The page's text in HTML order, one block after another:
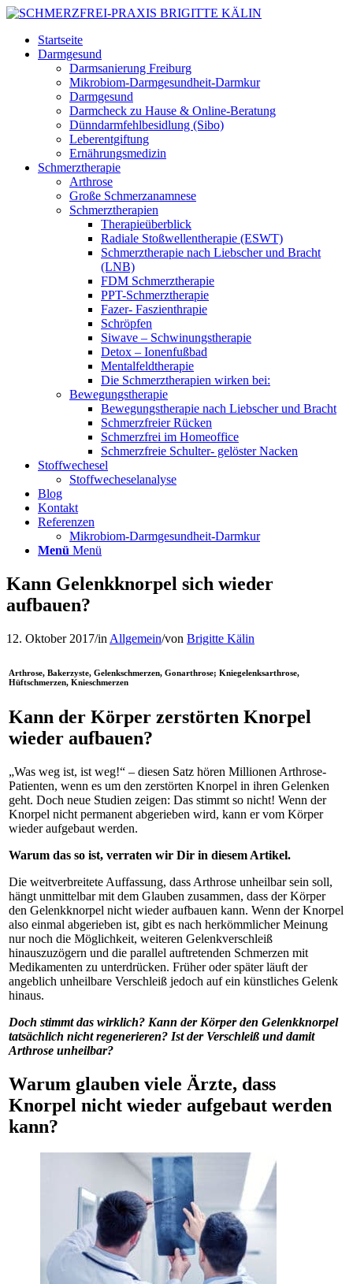
Startseite
Darmgesund
Darmsanierung Freiburg
Mikrobiom-Darmgesundheit-Darmkur
Darmgesund
Darmcheck zu Hause & Online-Beratung
Dünndarmfehlbesidlung (Sibo)
Leberentgiftung
Ernährungsmedizin
Schmerztherapie
Arthrose
Große Schmerzanamnese
Schmerztherapien
Therapieüberblick
Radiale Stoßwellentherapie (ESWT)
Schmerztherapie nach Liebscher und Bracht
(LNB)
FDM Schmerztherapie
PPT-Schmerztherapie
Fazer- Faszienthrapie
Schröpfen
Siwave – Schwinungstherapie
Detox – Ionenfußbad
Mentalfeldtherapie
Die Schmerztherapien wirken bei:
Bewegungstherapie
Bewegungstherapie nach Liebscher und Bracht
Schmerzfreier Rücken
Schmerzfrei im Homeoffice
Schmerzfreie Schulter- gelöster Nacken
Stoffwechesel
Stoffwecheselanalyse
Blog
Kontakt
Referenzen
Mikrobiom-Darmgesundheit-Darmkur
Menü Menü
Kann Gelenkknorpel sich wieder
aufbauen?
12. Oktober 2017/in Allgemein/von Brigitte Kälin
Arthrose, Bakerzyste, Gelenkschmerzen, Gonarthrose; Kniegelenksarthrose,
Hüftschmerzen, Knieschmerzen
Kann der Körper zerstörten Knorpel
wieder aufbauen?
„Was weg ist, ist weg!“ – diesen Satz hören Millionen Arthrose-
Patienten, wenn es um den zerstörten Knorpel in ihren Gelenken
geht. Doch neue Studien zeigen: Das stimmt so nicht! Wenn der
Knorpel nicht permanent abgerieben wird, kann er vom Körper
wieder aufgebaut werden.
Warum das so ist, verraten wir Dir in diesem Artikel.
Die weitverbreitete Auffassung, dass Arthrose unheilbar sein soll,
hängt unmittelbar mit dem Glauben zusammen, dass der Körper
den Gelenkknorpel nicht wieder aufbauen kann. Wenn der Knorpel
also einmal abgerieben ist, gibt es nach herkömmlicher Meinung
nur noch die Möglichkeit, weiteren Gelenkverschleiß
hinauszuzögern und die parallel auftretenden Schmerzen mit
Medikamenten zu unterdrücken. Früher oder später läuft der
angeblich unheilbare Verschleiß jedoch auf ein künstliches Gelenk
hinaus.
Doch stimmt das wirklich? Kann der Körper den Gelenkknorpel
tatsächlich nicht regenerieren? Ist der Verschleiß und damit
Arthrose unheilbar?
Warum glauben viele Ärzte, dass
Knorpel nicht wieder aufgebaut werden
kann?